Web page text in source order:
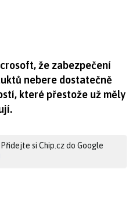
že zabezpečení
nebere dostatečně
které přestože už měly
si Chip.cz do Google